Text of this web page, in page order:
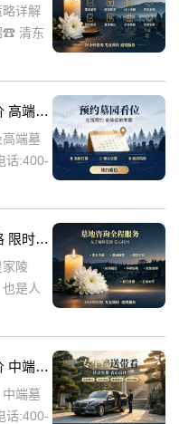
详解
☎ 清东
园，作
清东陵万佛园景观艺术墓碑完整报价 高端墓型大额直降活动详解
端墓
话:400-
久的
清东陵万佛园中端景观墓碑完整价格 限时减免多年管理费详解
家陵
是人
来，
清东陵万佛园皇家园林墓碑分层定价 中端墓位限时大额让利详解
端墓
话:400-